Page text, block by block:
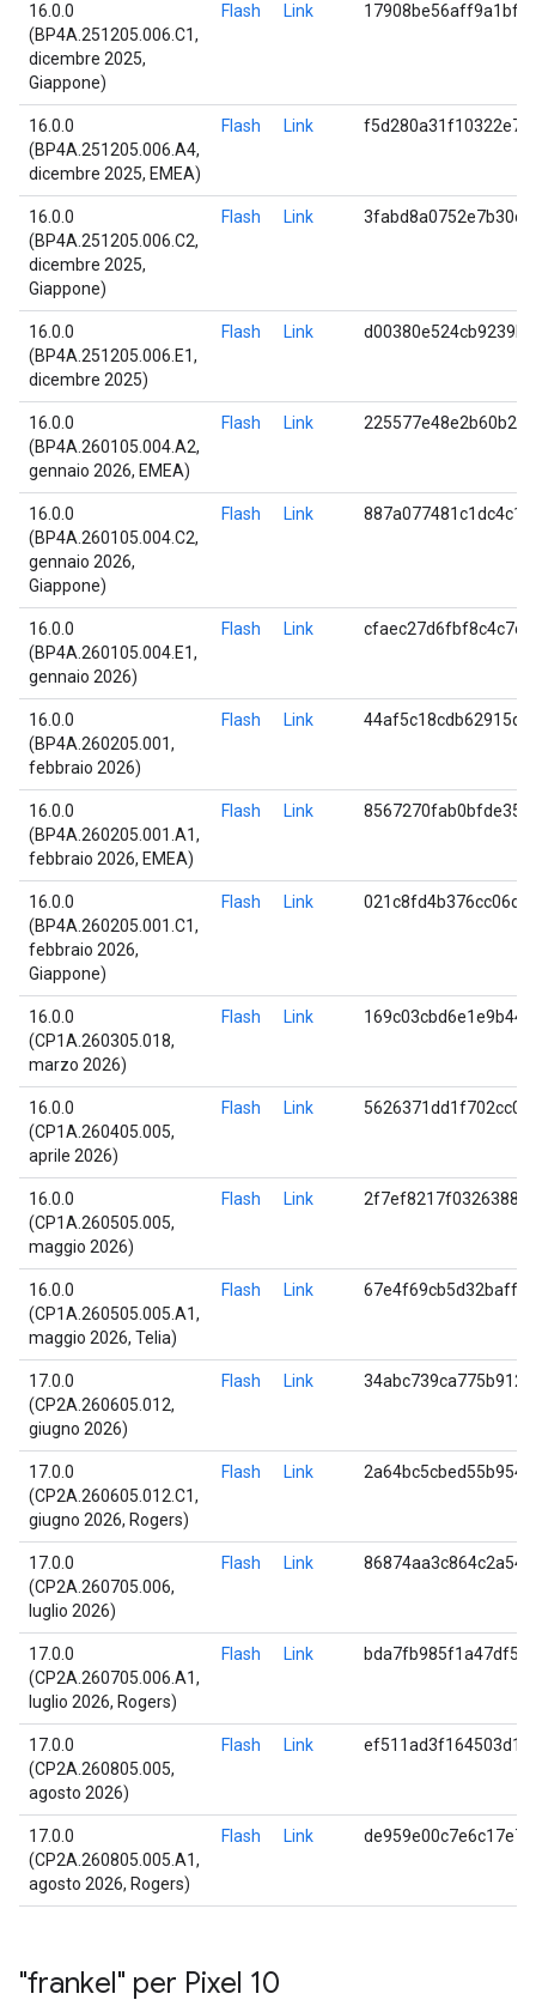
16.0.0
(BP4A.251205.006.C1,
dicembre 2025,
Giappone)
Flash Link
16.0.0
(BP4A.251205.006.A4,
dicembre 2025, EMEA)
Flash Link
16.0.0
(BP4A.251205.006.C2,
dicembre 2025,
Giappone)
Flash Link
16.0.0
(BP4A.251205.006.E1,
dicembre 2025)
Flash Link
16.0.0
(BP4A.260105.004.A2,
gennaio 2026, EMEA)
Flash Link
16.0.0
(BP4A.260105.004.C2,
gennaio 2026,
Giappone)
Flash Link
16.0.0
(BP4A.260105.004.E1,
gennaio 2026)
Flash Link
16.0.0
(BP4A.260205.001,
febbraio 2026)
Flash Link
16.0.0
(BP4A.260205.001.A1,
febbraio 2026, EMEA)
Flash Link
16.0.0
(BP4A.260205.001.C1,
febbraio 2026,
Giappone)
Flash Link
16.0.0
(CP1A.260305.018,
marzo 2026)
Flash Link
16.0.0
(CP1A.260405.005,
aprile 2026)
Flash Link
16.0.0
(CP1A.260505.005,
maggio 2026)
Flash Link
16.0.0
(CP1A.260505.005.A1,
maggio 2026, Telia)
Flash Link
17.0.0
(CP2A.260605.012,
giugno 2026)
Flash Link
17.0.0
(CP2A.260605.012.C1,
giugno 2026, Rogers)
Flash Link
17.0.0
(CP2A.260705.006,
luglio 2026)
Flash Link
17.0.0
(CP2A.260705.006.A1,
luglio 2026, Rogers)
Flash Link
17.0.0
(CP2A.260805.005,
agosto 2026)
Flash Link
17.0.0
(CP2A.260805.005.A1,
agosto 2026, Rogers)
Flash Link
"frankel" per Pixel 10